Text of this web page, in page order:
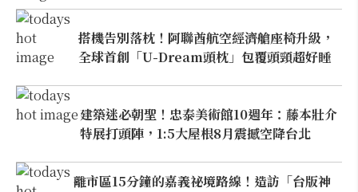
搭機告別落枕！阿聯酋航空經濟艙座椅升級，
全球首創「U-Dream頭枕」包覆頭頸超好睡
建築迷必朝聖！忠泰美術館10週年：藤本壯介
特展打頭陣，1:5大屋根8月震撼空降台北
離市區15分鐘的嘉義祕境路線！造訪「台版神